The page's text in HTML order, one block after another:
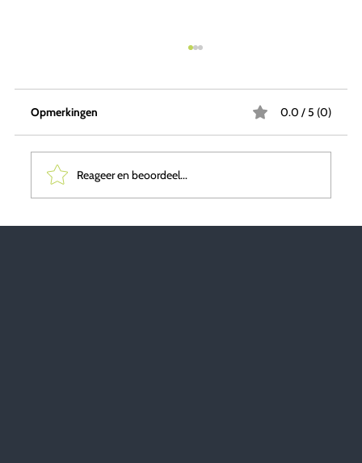
Opmerkingen 0.0 / 5 (0)
Reageer en beoordeel...